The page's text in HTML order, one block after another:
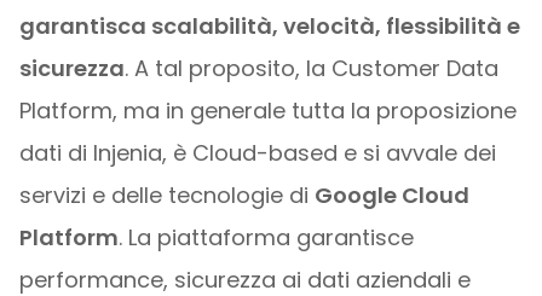
garantisca scalabilità, velocità, flessibilità e
sicurezza. A tal proposito, la Customer Data
Platform, ma in generale tutta la proposizione
dati di Injenia, è Cloud-based e si avvale dei
servizi e delle tecnologie di Google Cloud
Platform. La piattaforma garantisce
performance, sicurezza ai dati aziendali e